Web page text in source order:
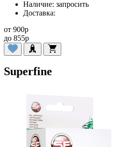
Наличие: запросить
Доставка:
от 900p
до 855p
Superfine